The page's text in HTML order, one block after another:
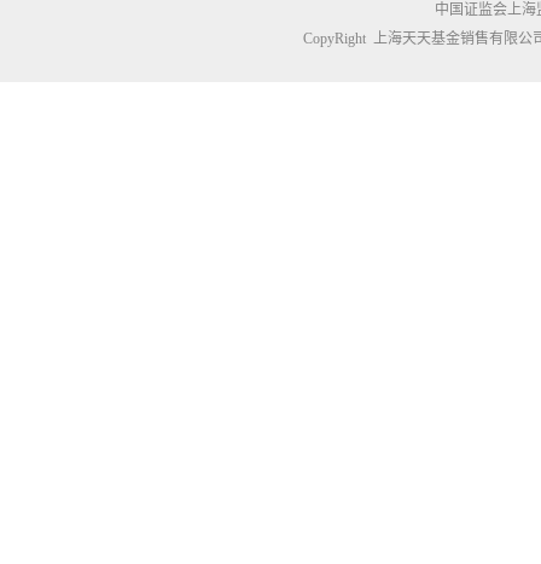
中国证监会上
CopyRight 上海天天基金销售有限